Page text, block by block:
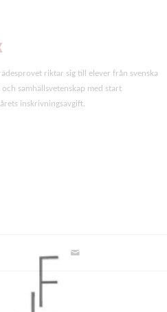
riktar sig till elever från svenska
samhällsvetenskap med start
inskrivningsavgift.